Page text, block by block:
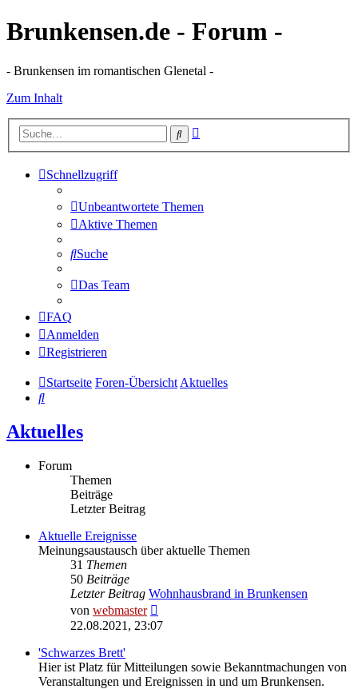
Brunkensen.de - Forum -
- Brunkensen im romantischen Glenetal -
Zum Inhalt
Suche
Schnellzugriff
Unbeantwortete Themen
Aktive Themen
Suche
Das Team
FAQ
Anmelden
Registrieren
Startseite Foren-ÜbersichtAktuelles
Suche
Aktuelles
Forum
Themen
Beiträge
Letzter Beitrag
Aktuelle Ereignisse
Meinungsaustausch über aktuelle Themen
31 Themen
50 Beiträge
Letzter Beitrag Wohnhausbrand in Brunkensen
von webmaster
Beitrag
22.08.2021, 23:07
'Schwarzes Brett'
Hier ist Platz für Mitteilungen sowie Bekanntmachungen von
Veranstaltungen und Ereignissen in und um Brunkensen.